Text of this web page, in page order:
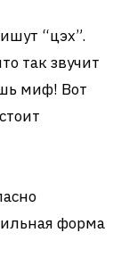
“цэх”.
так звучит
миф! Вот
форма